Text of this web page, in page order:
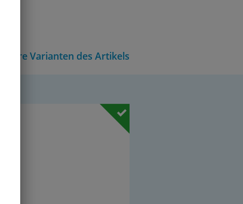
Andere Varianten des Artikels